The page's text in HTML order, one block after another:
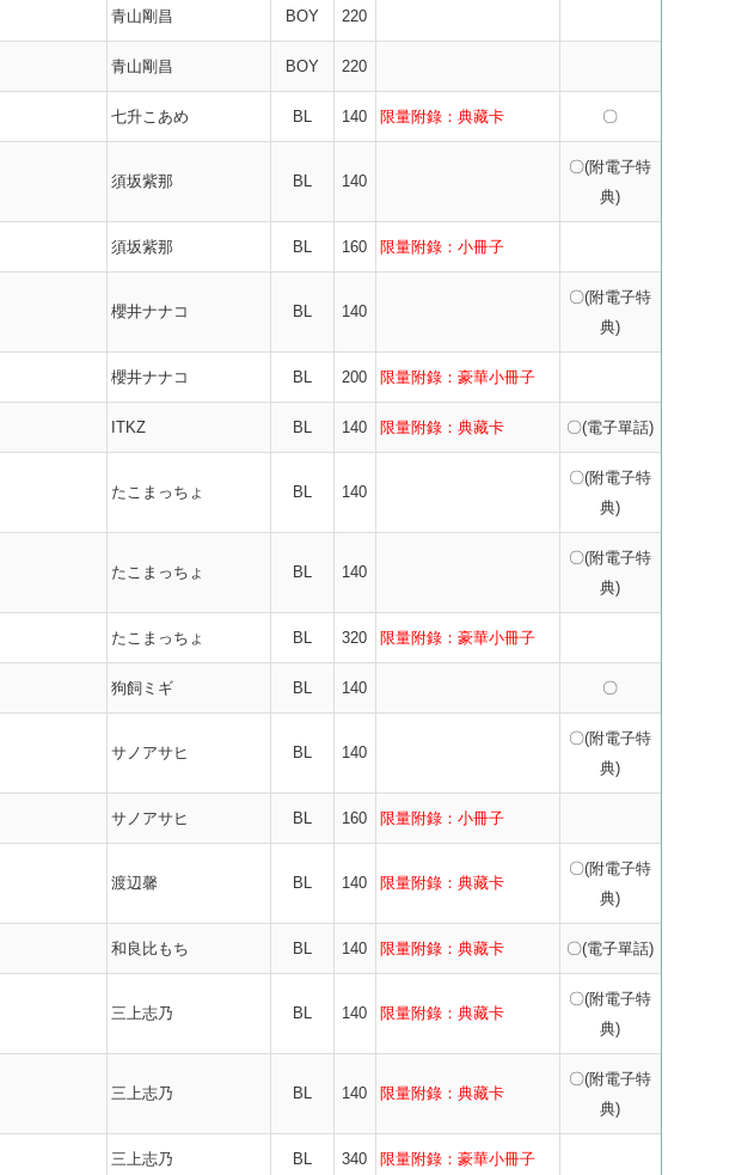
青山剛昌 BOY 220
青山剛昌 BOY 220
七升こあめ BL 140 限量附錄：典藏卡 〇
須坂紫那 BL 140
〇(附電子特
典)
須坂紫那 BL 160 限量附錄：小冊子
櫻井ナナコ BL 140
〇(附電子特
典)
櫻井ナナコ BL 200 限量附錄：豪華小冊子
ITKZ BL 140 限量附錄：典藏卡 〇(電子單話)
たこまっちょ BL 140
〇(附電子特
典)
たこまっちょ BL 140
〇(附電子特
典)
たこまっちょ BL 320 限量附錄：豪華小冊子
狗飼ミギ BL 140 〇
サノアサヒ BL 140
〇(附電子特
典)
サノアサヒ BL 160 限量附錄：小冊子
渡辺馨 BL 140 限量附錄：典藏卡
〇(附電子特
典)
和良比もち BL 140 限量附錄：典藏卡 〇(電子單話)
三上志乃 BL 140 限量附錄：典藏卡
〇(附電子特
典)
三上志乃 BL 140 限量附錄：典藏卡
〇(附電子特
典)
三上志乃 BL 340 限量附錄：豪華小冊子